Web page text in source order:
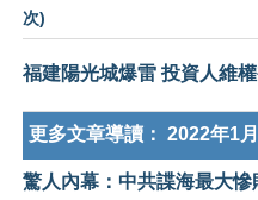
次)
福建陽光城爆雷 投資人維
更多文章導讀： 2022年1
驚人內幕：中共諜海最大